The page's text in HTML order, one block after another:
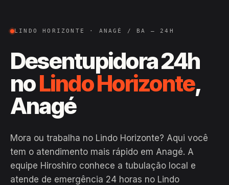
LINDO HORIZONTE · ANAGÉ / BA — 24H
Desentupidora 24h
noLindo Horizonte,
Anagé
Mora ou trabalha no Lindo Horizonte? Aqui você
tem o atendimento mais rápido em Anagé. A
equipe Hiroshiro conhece a tubulação local e
atende de emergência 24 horas no Lindo